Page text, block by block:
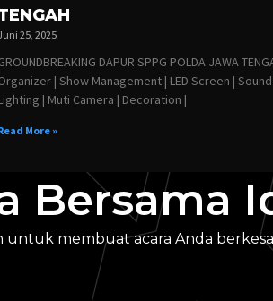
25, 2025
DAPUR SPPG POLDA JAWA
| Show Management | LED Screen |
| Muti Camera | Decoration |
More »
Bersama
membuat acara Anda